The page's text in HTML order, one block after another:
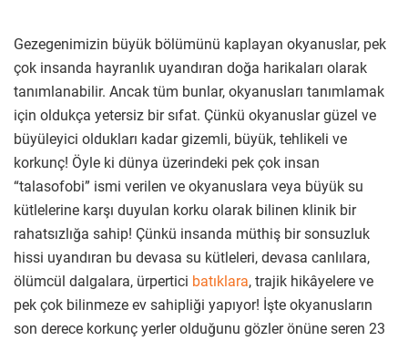
Gezegenimizin büyük bölümünü kaplayan okyanuslar, pek
çok insanda hayranlık uyandıran doğa harikaları olarak
tanımlanabilir. Ancak tüm bunlar, okyanusları tanımlamak
için oldukça yetersiz bir sıfat. Çünkü okyanuslar güzel ve
büyüleyici oldukları kadar gizemli, büyük, tehlikeli ve
korkunç! Öyle ki dünya üzerindeki pek çok insan
“talasofobi” ismi verilen ve okyanuslara veya büyük su
kütlelerine karşı duyulan korku olarak bilinen klinik bir
rahatsızlığa sahip! Çünkü insanda müthiş bir sonsuzluk
hissi uyandıran bu devasa su kütleleri, devasa canlılara,
ölümcül dalgalara, ürpertici batıklara, trajik hikâyelere ve
pek çok bilinmeze ev sahipliği yapıyor! İşte okyanusların
son derece korkunç yerler olduğunu gözler önüne seren 23